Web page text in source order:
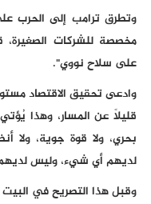
وتطرق ترامب إلى الحرب
مخصصة للشركات الصغيرة،
على سلاح نووي".
وادعى تحقيق الاقتصاد
قليلاً عن المسار، وهذا
بحري، ولا قوة جوية، ولا
لديهم أي شيء، وليس